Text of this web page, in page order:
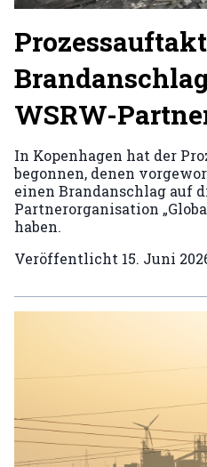
WSRW-
In Kopenhagen hat der
begonnen, denen
einen Brandanschlag auf
Partnerorganisation
haben.
Veröffentlicht 15. Juni